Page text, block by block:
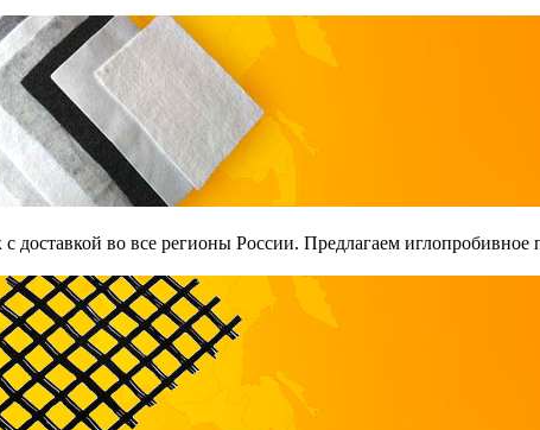
доставкой во все регионы России. Предлагаем